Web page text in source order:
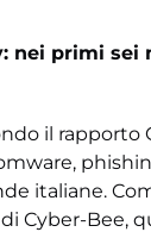
nei primi sei
il rapporto
italiane.
di Cyber-Bee,